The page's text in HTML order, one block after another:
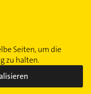
Seiten, um die
zu halten.